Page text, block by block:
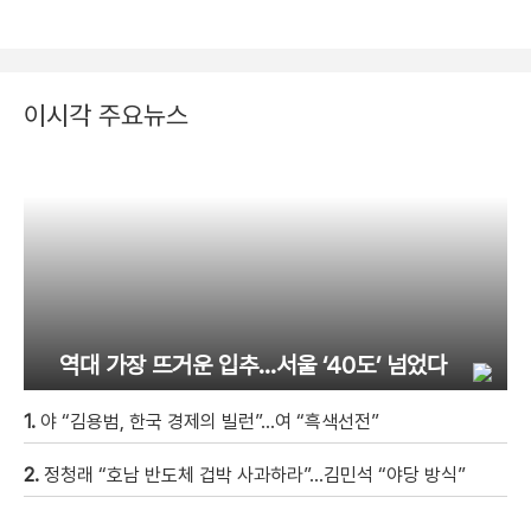
이시각 주요뉴스
역대 가장 뜨거운 입추…서울 ‘40도’ 넘었다
1. 야 “김용범, 한국 경제의 빌런”…여 “흑색선전”
2. 정청래 “호남 반도체 겁박 사과하라”…김민석 “야당 방식”